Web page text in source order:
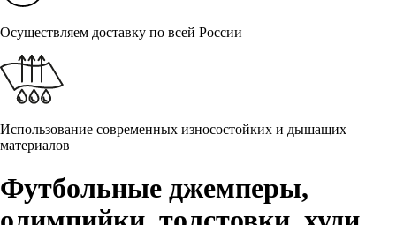
Осуществляем доставку по всей России
Использование современных износостойких и дышащих
материалов
Футбольные джемперы,